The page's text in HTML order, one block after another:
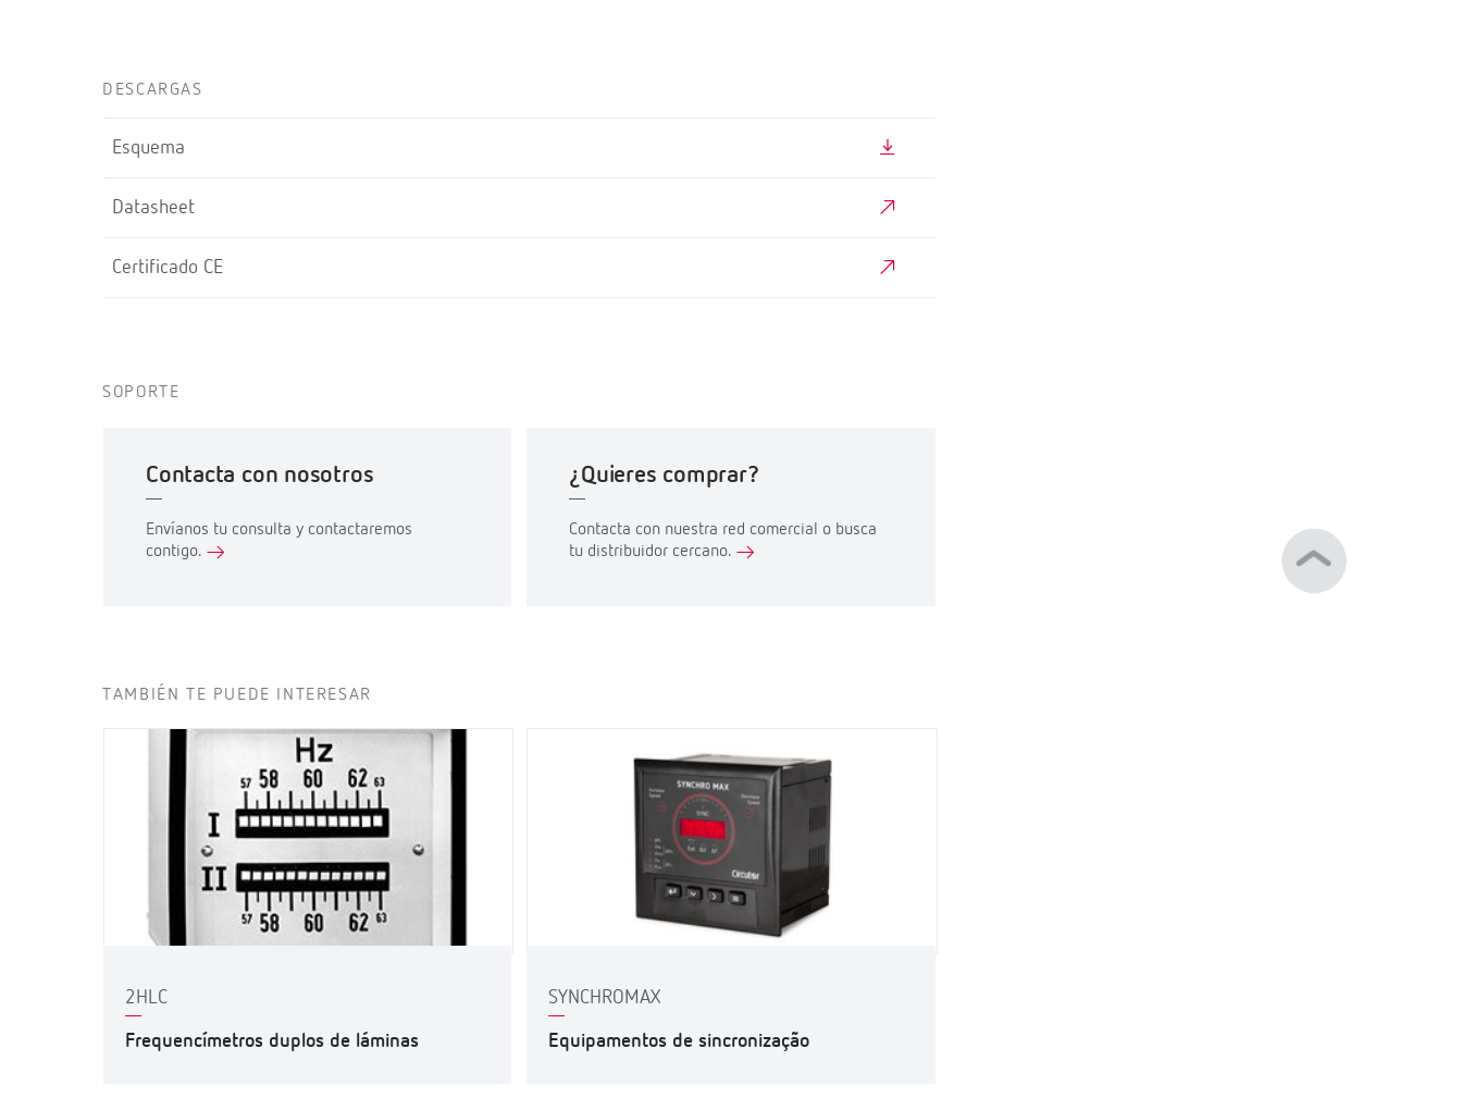
DESCARGAS
Esquema
Datasheet
Certificado CE
SOPORTE
Contacta con nosotros
Envíanos tu consulta y contactaremos
contigo.
¿Quieres comprar?
Contacta con nuestra red comercial o busca
tu distribuidor cercano.
TAMBIÉN TE PUEDE INTERESAR
2HLC
Frequencímetros duplos de láminas
SYNCHROMAX
Equipamentos de sincronização